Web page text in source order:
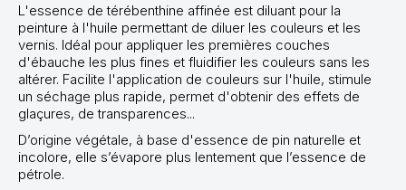
L'essence de térébenthine affinée est diluant pour la
peinture à l'huile permettant de diluer les couleurs et les
vernis. Idéal pour appliquer les premières couches
d'ébauche les plus fines et fluidifier les couleurs sans les
altérer. Facilite l'application de couleurs sur l'huile, stimule
un séchage plus rapide, permet d'obtenir des effets de
glaçures, de transparences...
D’origine végétale, à base d'essence de pin naturelle et
incolore, elle s’évapore plus lentement que l’essence de
pétrole.